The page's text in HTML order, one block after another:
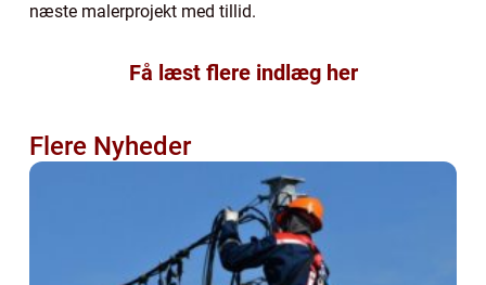
næste malerprojekt med tillid.
Få læst flere indlæg her
Flere Nyheder